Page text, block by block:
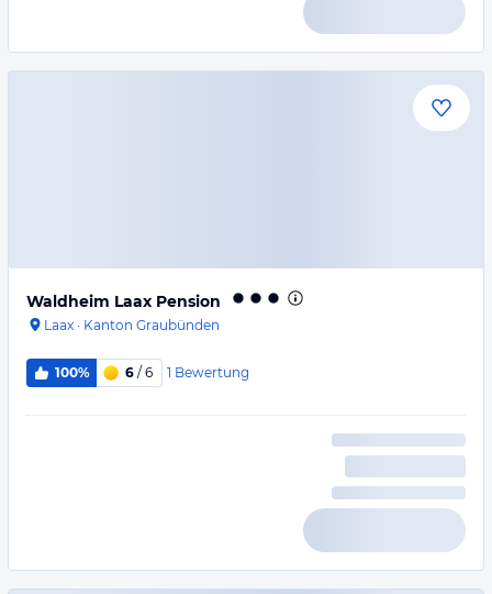
Waldheim Laax Pension
Laax · Kanton Graubünden
100% 6 / 6 1 Bewertung